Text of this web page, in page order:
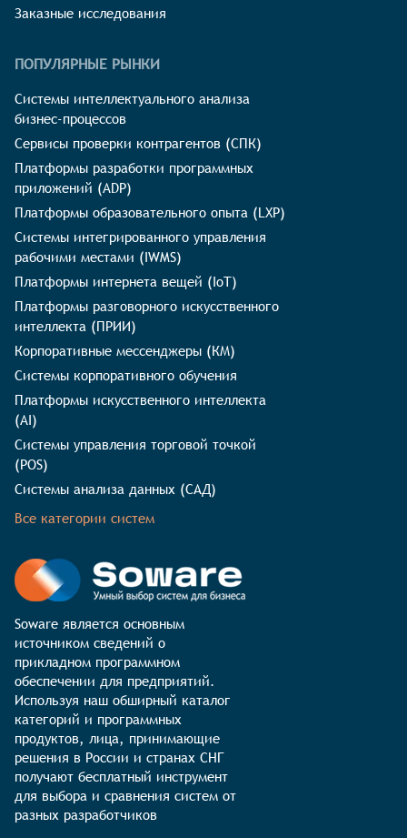
Заказные исследования
ПОПУЛЯРНЫЕ РЫНКИ
Системы интеллектуального анализа
бизнес-процессов
Сервисы проверки контрагентов (СПК)
Платформы разработки программных
приложений (ADP)
Платформы образовательного опыта (LXP)
Системы интегрированного управления
рабочими местами (IWMS)
Платформы интернета вещей (IoT)
Платформы разговорного искусственного
интеллекта (ПРИИ)
Корпоративные мессенджеры (КМ)
Системы корпоративного обучения
Платформы искусственного интеллекта
(AI)
Системы управления торговой точкой
(POS)
Системы анализа данных (САД)
Все категории систем
Soware является основным
источником сведений о
прикладном программном
обеспечении для предприятий.
Используя наш обширный каталог
категорий и программных
продуктов, лица, принимающие
решения в России и странах СНГ
получают бесплатный инструмент
для выбора и сравнения систем от
разных разработчиков